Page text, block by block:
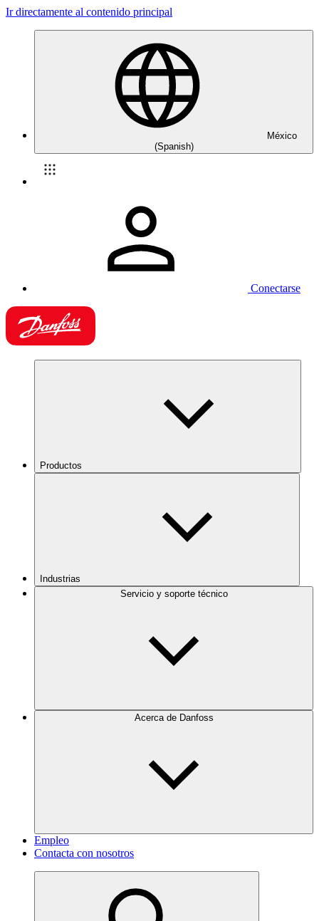
Ir directamente al contenido principal
México
(Spanish)
Conectarse
Productos
Industrias
Servicio y soporte técnico
Acerca de Danfoss
Empleo
Contacta con nosotros